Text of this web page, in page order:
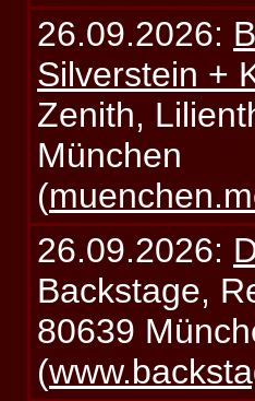
26.09.2026:
Silverstein +
Zenith,
München
(
26.09.2026:
Backstage,
80639
(